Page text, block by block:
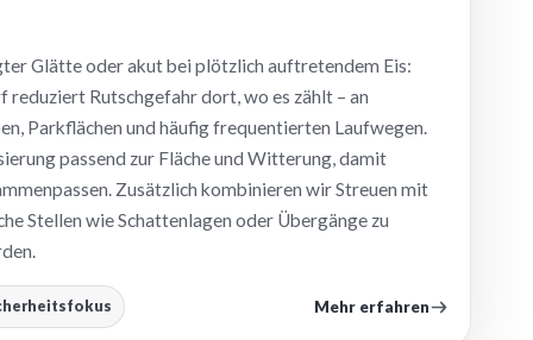
Glätte oder akut bei plötzlich auftretendem Eis:
reduziert Rutschgefahr dort, wo es zählt – an
Parkflächen und häufig frequentierten Laufwegen.
passend zur Fläche und Witterung, damit
Zusätzlich kombinieren wir Streuen mit
Stellen wie Schattenlagen oder Übergänge zu
Mehr erfahren